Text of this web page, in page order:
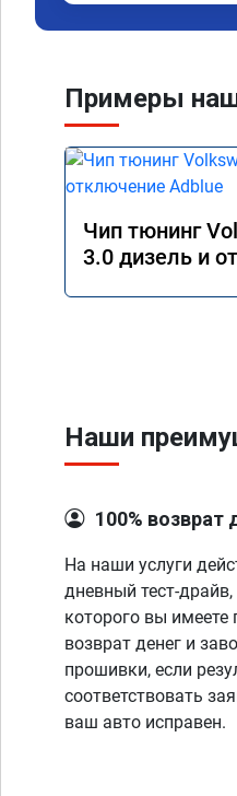
Примеры
Чип тюнинг
3.0 дизель и
Наши
100% возврат
На наши услуги
дневный тест-драйв,
которого вы имеете
возврат денег и
прошивки, если
соответствовать
ваш авто исправен.